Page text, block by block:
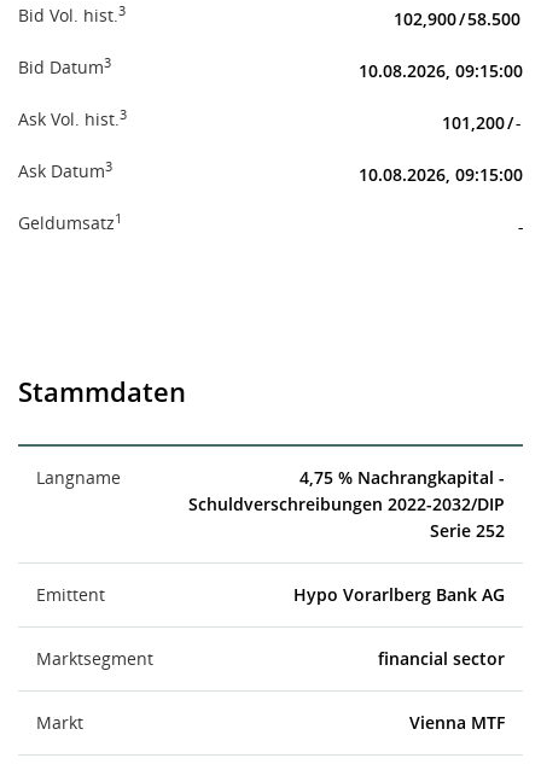
Bid Vol. hist.3 102,900/58.500
Bid Datum3 10.08.2026, 09:15:00
Ask Vol. hist.3 101,200/-
Ask Datum3 10.08.2026, 09:15:00
Geldumsatz1 -
Stammdaten
Langname
4,75 % Nachrangkapital -
Schuldverschreibungen 2022-2032/DIP
Serie 252
Emittent Hypo Vorarlberg Bank AG
Marktsegment financial sector
Markt Vienna MTF